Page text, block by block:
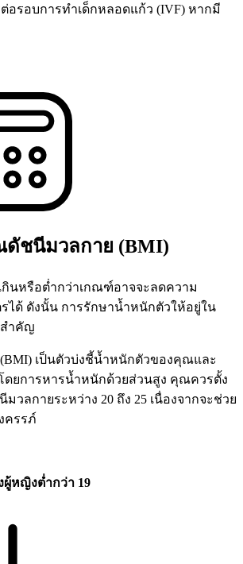
อรอบการทำเด็กหลอดแก้ว (IVF) หากมี
ดัชนีมวลกาย (BMI)
นหรือต่ำกว่าเกณฑ์อาจจะลดความ
ได้ ดังนั้น การรักษาน้ำหนักตัวให้อยู่ใน
สำคัญ
เป็นตัวบ่งชี้น้ำหนักตัวของคุณและ
ยการหารน้ำหนักด้วยส่วนสูง คุณควรตั้ง
วลกายระหว่าง 20 ถึง 25 เนื่องจากจะช่วย
ครรภ์
หญิงต่ำกว่า 19